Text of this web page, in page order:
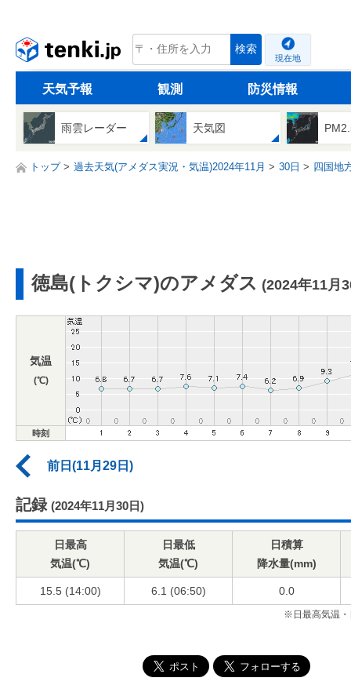
tenki.jp 検索
現在地
天気予報 観測 防災情報
雨雲レーダー 天気図
トップ 過去天気(アメダス実況・気温)2024年11月 30日 四国地
徳島(トクシマ)のアメダス (2024年11月
気温
(℃)
時刻
前日(11月29日)
記録 (2024年11月30日)
日最高
気温(℃)
日最低
気温(℃)
日積算
降水量(mm)
15.5 (14:00) 6.1 (06:50) 0.0
※日最高気温・